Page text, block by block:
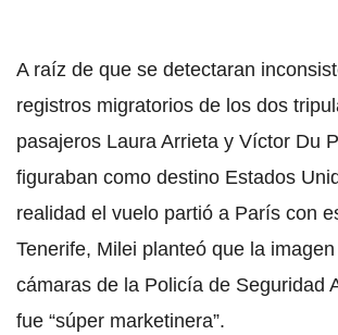
A raíz de que se detectaran
registros migratorios de los dos
pasajeros Laura Arrieta y Víctor Du
figuraban como destino Estados
realidad el vuelo partió a París con
Tenerife, Milei planteó que la
cámaras de la Policía de Seguridad
fue “súper marketinera”.